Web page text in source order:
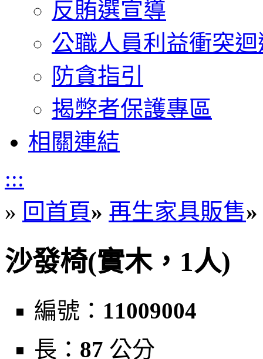
反賄選宣導
公職人員利益衝突
防貪指引
揭弊者保護專區
相關連結
:::
» 回首頁» 再生家具販售»
沙發椅(實木，1人)
編號： 11009004
長： 87 公分